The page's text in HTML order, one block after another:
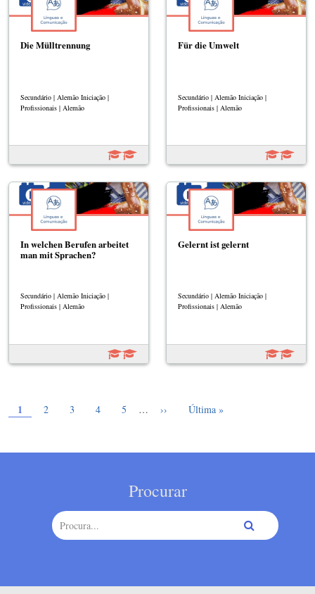
Die Mülltrennung
Secundário | Alemão Iniciação |
Profissionais | Alemão
Für die Umwelt
Secundário | Alemão Iniciação |
Profissionais | Alemão
In welchen Berufen arbeitet
man mit Sprachen?
Secundário | Alemão Iniciação |
Profissionais | Alemão
Gelernt ist gelernt
Secundário | Alemão Iniciação |
Profissionais | Alemão
1 Page
2 Page
3 Page
4 Page
5 … Próxima página
›› Última página
Última »
Procurar